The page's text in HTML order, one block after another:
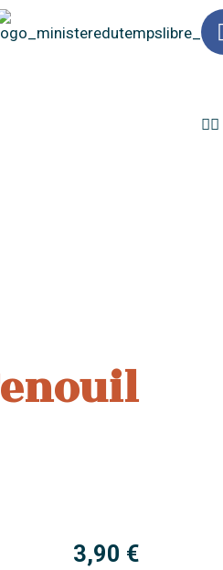
3,90 €